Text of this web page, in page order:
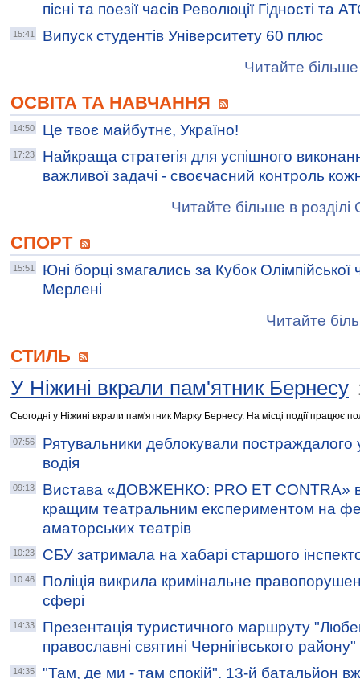
пісні та поезії часів Революції Гідності та
15:41
Випуск студентів Університету 60 плюс
Читайте більше
ОСВІТА ТА НАВЧАННЯ
14:50 Це твоє майбутнє, Україно!
17:23
Найкраща стратегія для успішного
важливої задачі - своєчасний контроль
Читайте більше в розділі
СПОРТ
15:51
Юні борці змагались за Кубок Олімпійської
Мерлені
Читайте
СТИЛЬ
У Ніжині вкрали пам'ятник Бернесу
Сьогодні у Ніжині вкрали пам'ятник Марку Бернесу. На місці події працює
07:56
Рятувальники деблокували
водія
09:13
Вистава «ДОВЖЕНКО: РRO ET CONTRA»
кращим театральним експериментом на
аматорських театрів
10:23 СБУ затримала на хабарі старшого
10:46
Поліція викрила кримінальне
сфері
14:33
Презентація туристичного маршруту
православні святині Чернігівського району"
14:35
"Там, де ми - там спокій". 13-й батальйон